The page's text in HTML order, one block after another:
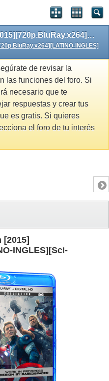
Avengers Age of Ultron [2015][720p.BluRay.x264][LATINO-INGLES][Sci-Fi/Accion]
INGLES]
de revisar la
las funciones del foro. Si
necesario que te
respuestas y crear tus
es gratis. Si quieres
el foro de tu interés
[2015]
INGLES][Sci-